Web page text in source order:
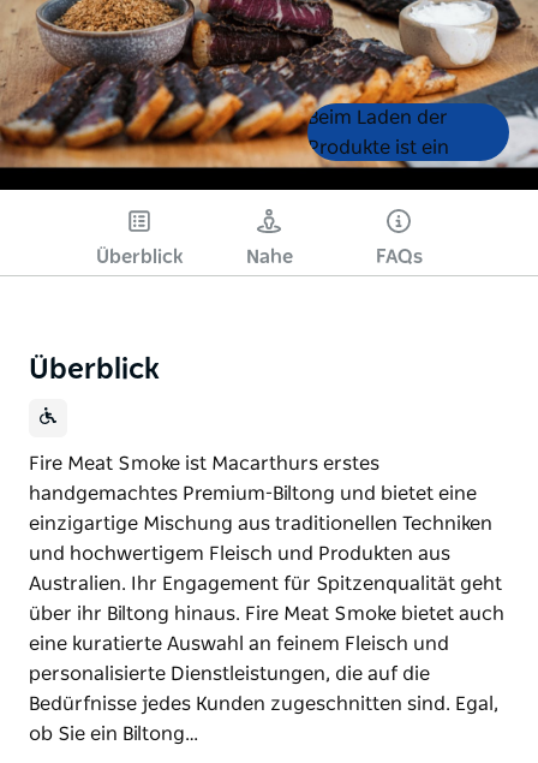
Product
List
Product
List
Beim Laden der
Produkte ist ein
Bitte versuchen Sie es
später noch einmal.
Überblick
Nahe FAQs
Überblick
Fire Meat Smoke ist Macarthurs erstes
handgemachtes Premium-Biltong und bietet eine
einzigartige Mischung aus traditionellen Techniken
und hochwertigem Fleisch und Produkten aus
Australien. Ihr Engagement für Spitzenqualität geht
über ihr Biltong hinaus. Fire Meat Smoke bietet auch
eine kuratierte Auswahl an feinem Fleisch und
personalisierte Dienstleistungen, die auf die
Bedürfnisse jedes Kunden zugeschnitten sind. Egal,
ob Sie ein Biltong…